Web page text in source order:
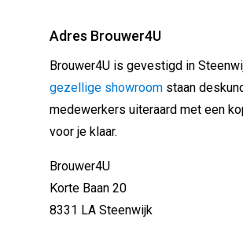
Adres Brouwer4U
Brouwer4U is gevestigd in
gezellige showroomstaan
medewerkers uiteraard met een
voor je klaar.
Brouwer4U
Korte Baan 20
8331 LA Steenwijk